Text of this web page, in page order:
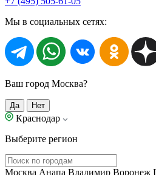
Мы в социальных сетях:
Ваш город Москва?
Да Нет
Краснодар
Выберите регион
Москва Анапа Владимир Воронеж